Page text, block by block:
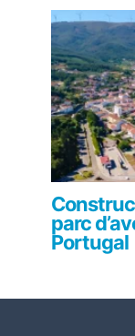
parc
Portugal